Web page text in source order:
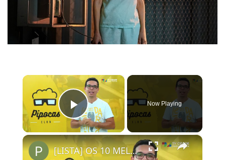
×
Play Video
Now Playing
×
[LISTA] OS 10 MELHORES FILMES ORIGINAIS NETFLIX | #PipocasIndica